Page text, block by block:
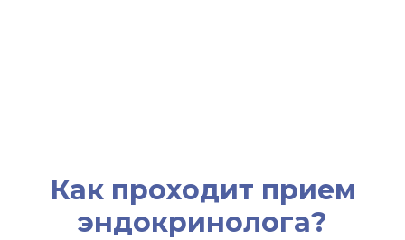
Как проходит прием
эндокринолога?